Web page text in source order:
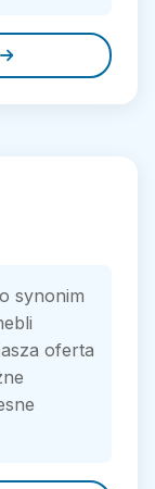
synonim
oferta